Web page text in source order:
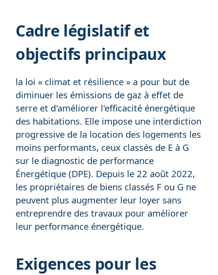
Cadre législatif et
objectifs principaux
la loi « climat et résilience » a pour but de
diminuer les émissions de gaz à effet de
serre et d'améliorer l'efficacité énergétique
des habitations. Elle impose une interdiction
progressive de la location des logements les
moins performants, ceux classés de E à G
sur le diagnostic de performance
Énergétique (DPE). Depuis le 22 août 2022,
les propriétaires de biens classés F ou G ne
peuvent plus augmenter leur loyer sans
entreprendre des travaux pour améliorer
leur performance énergétique.
Exigences pour les